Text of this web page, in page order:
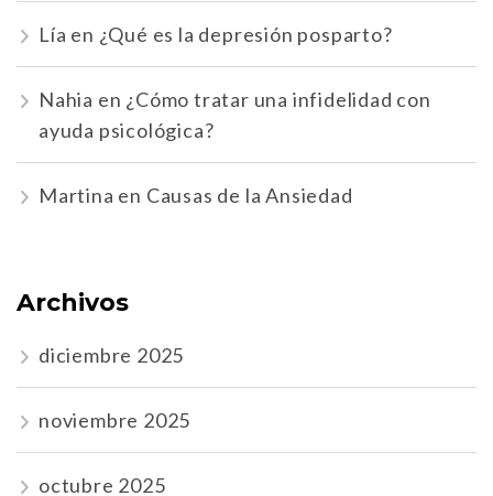
Lía en ¿Qué es la depresión posparto?
Nahia en ¿Cómo tratar una infidelidad con
ayuda psicológica?
Martina en Causas de la Ansiedad
Archivos
diciembre 2025
noviembre 2025
octubre 2025